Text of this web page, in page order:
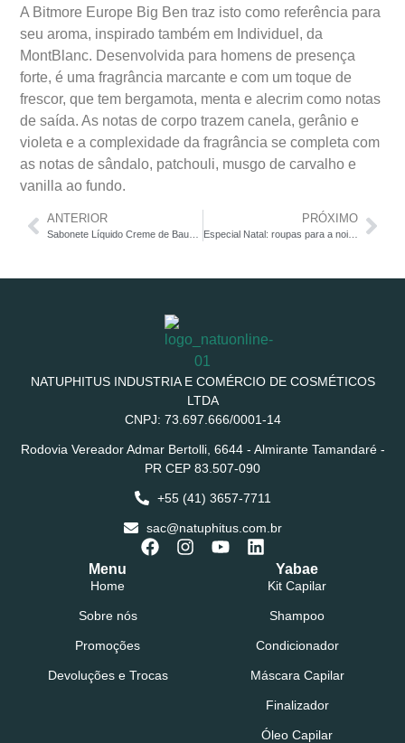
A Bitmore Europe Big Ben traz isto como referência para
seu aroma, inspirado também em Individuel, da
MontBlanc. Desenvolvida para homens de presença
forte, é uma fragrância marcante e com um toque de
frescor, que tem bergamota, menta e alecrim como notas
de saída. As notas de corpo trazem canela, gerânio e
violeta e a complexidade da fragrância se completa com
as notas de sândalo, patchouli, musgo de carvalho e
vanilla ao fundo.
ANTERIOR PRÓXIMO
Especial Natal: roupas para a noite de Natal
NATUPHITUS INDUSTRIA E COMÉRCIO DE COSMÉTICOS
LTDA
CNPJ: 73.697.666/0001-14
Rodovia Vereador Admar Bertolli, 6644 - Almirante Tamandaré -
PR CEP 83.507-090
+55 (41) 3657-7711
sac@natuphitus.com.br
Menu
Home
Sobre nós
Promoções
Devoluções e Trocas
Yabae
Kit Capilar
Shampoo
Condicionador
Máscara Capilar
Finalizador
Óleo Capilar